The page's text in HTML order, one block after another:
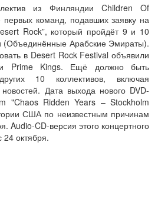
из Финляндии Children Of
первых команд, подавших заявку на
Rock”, который пройдёт 9 и 10
(Объединённые Арабские Эмираты).
в Desert Rock Festival объявили
Prime Kings. Ещё должно быть
10 коллективов, включая
Дата выхода нового DVD-
"Chaos Ridden Years – Stockholm
США по неизвестным причинам
Audio-CD-версия этого концертного
октября.